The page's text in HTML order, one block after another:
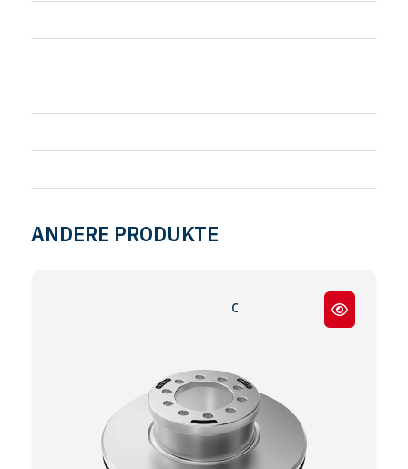
ANDERE PRODUKTE
OTOKAR SULTAN UZUN BOĞAZ